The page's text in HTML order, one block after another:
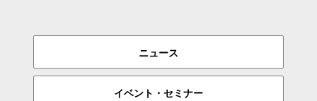
ニュース
イベント・セミナー